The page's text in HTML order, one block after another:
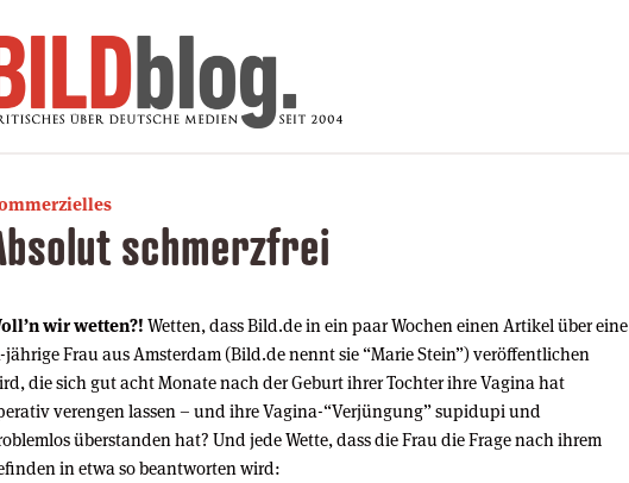
schmerzfrei
wir wetten?! Wetten, dass Bild.de in ein paar Wochen einen Artikel über eine
jährige Frau aus Amsterdam (Bild.de nennt sie “Marie Stein”) veröffentlichen
die sich gut acht Monate nach der Geburt ihrer Tochter ihre Vagina hat
verengen lassen – und ihre Vagina-“Verjüngung” supidupi und
überstanden hat? Und jede Wette, dass die Frau die Frage nach ihrem
in etwa so beantworten wird: